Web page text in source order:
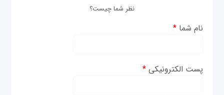
نظر شما چیست؟
نام شما*
پست الکترونیکی*